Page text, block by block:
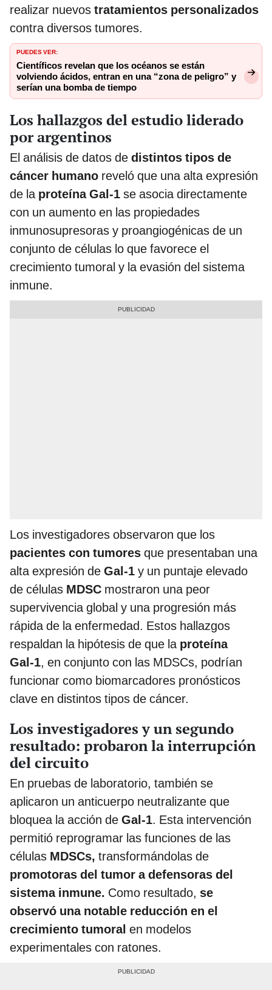
realizar nuevos tratamientos personalizados
contra diversos tumores.
PUEDES VER:
Científicos revelan que los océanos se están
volviendo ácidos, entran en una “zona de peligro” y
serían una bomba de tiempo
Los hallazgos del estudio liderado
por argentinos
El análisis de datos de distintos tipos de
cáncer humano reveló que una alta expresión
de la proteína Gal‑1 se asocia directamente
con un aumento en las propiedades
inmunosupresoras y proangiogénicas de un
conjunto de células lo que favorece el
crecimiento tumoral y la evasión del sistema
inmune.
Los investigadores observaron que los
pacientes con tumores que presentaban una
alta expresión de Gal‑1 y un puntaje elevado
de células MDSC mostraron una peor
supervivencia global y una progresión más
rápida de la enfermedad. Estos hallazgos
respaldan la hipótesis de que la proteína
Gal‑1, en conjunto con las MDSCs, podrían
funcionar como biomarcadores pronósticos
clave en distintos tipos de cáncer.
Los investigadores y un segundo
resultado: probaron la interrupción
del circuito
En pruebas de laboratorio, también se
aplicaron un anticuerpo neutralizante que
bloquea la acción de Gal‑1. Esta intervención
permitió reprogramar las funciones de las
células MDSCs, transformándolas de
promotoras del tumor a defensoras del
sistema inmune. Como resultado, se
observó una notable reducción en el
crecimiento tumoral en modelos
experimentales con ratones.